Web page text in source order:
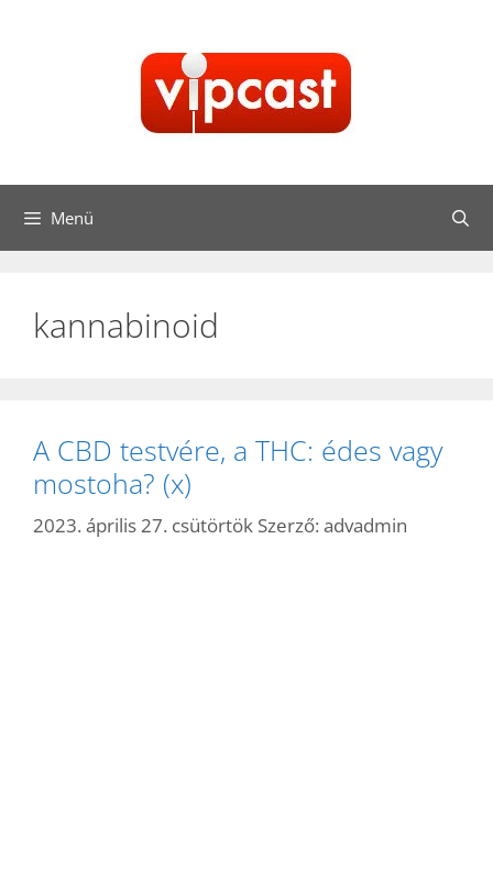
Menü
kannabinoid
A CBD testvére, a THC: édes vagy
mostoha? (x)
2023. április 27. csütörtök Szerző: advadmin